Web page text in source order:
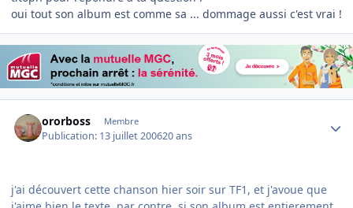
oui tout son album est comme sa ... dommage aussi c'est vrai !
ororboss Membre
Publication: 13 juillet 200620 ans
j'ai découvert cette chanson hier soir sur TF1, et j'avoue que